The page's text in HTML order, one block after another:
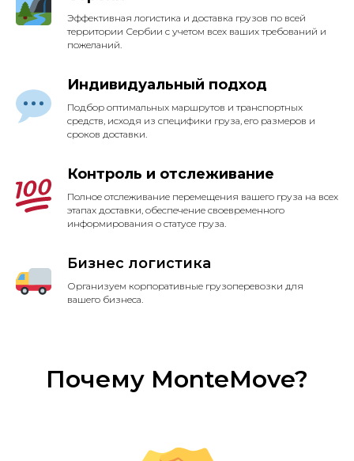
Эффективная логистика и доставка грузов по всей
территории Сербии с учетом всех ваших требований и
пожеланий.
Индивидуальный подход
Подбор оптимальных маршрутов и транспортных
средств, исходя из специфики груза, его размеров и
сроков доставки.
Контроль и отслеживание
Полное отслеживание перемещения вашего груза на всех
этапах доставки, обеспечение своевременного
информирования о статусе груза.
Бизнес логистика
Организуем корпоративные грузоперевозки для
вашего бизнеса.
Почему MonteMove?